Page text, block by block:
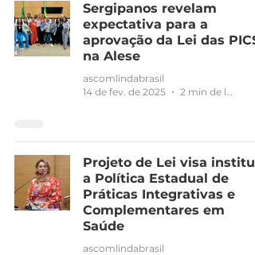
Sergipanos revelam
expectativa para a
aprovação da Lei das PICS
na Alese
ascomlindabrasil
14 de fev. de 2025
2 min de leitura
Projeto de Lei visa
a Política Estadual de
Práticas Integrativas e
Complementares em
Saúde
ascomlindabrasil